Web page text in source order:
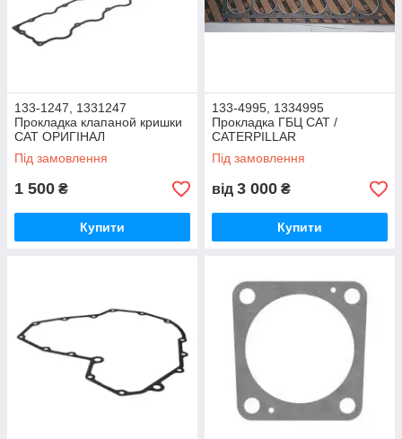
133-1247, 1331247
Прокладка клапаной кришки
CAT ОРИГІНАЛ
Під замовлення
1 500 ₴
Купити
133-4995, 1334995
Прокладка ГБЦ CAT /
CATERPILLAR
Під замовлення
від 3 000 ₴
Купити